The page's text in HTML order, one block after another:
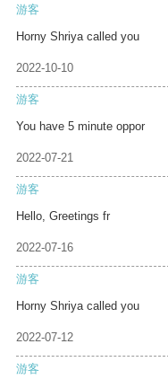
游客
Horny Shriya called you
2022-10-10
游客
You have 5 minute oppor
2022-07-21
游客
Hello, Greetings fr
2022-07-16
游客
Horny Shriya called you
2022-07-12
游客